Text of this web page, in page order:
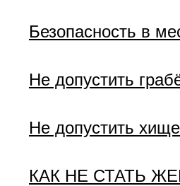
Безопасность в
Не допустить
Не допустить
КАК НЕ СТАТЬ